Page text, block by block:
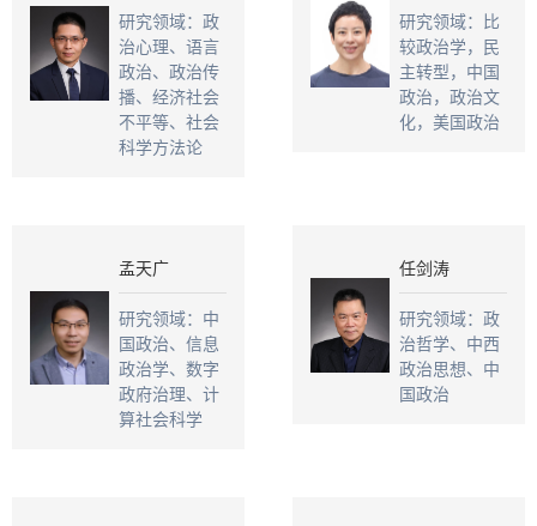
研究领域：政
治心理、语言
政治、政治传
播、经济社会
不平等、社会
科学方法论
研究领域：比
较政治学，民
主转型，中国
政治，政治文
化，美国政治
孟天广
研究领域：中
国政治、信息
政治学、数字
政府治理、计
算社会科学
任剑涛
研究领域：政
治哲学、中西
政治思想、中
国政治